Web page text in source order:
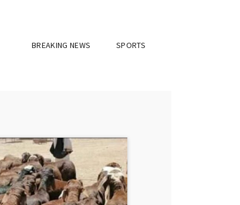
BREAKING NEWS SPORTS